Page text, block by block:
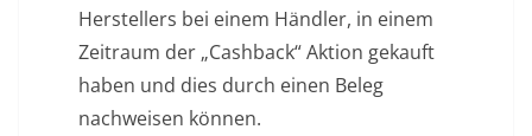
Herstellers bei einem Händler, in einem
Zeitraum der „Cashback“ Aktion gekauft
haben und dies durch einen Beleg
nachweisen können.